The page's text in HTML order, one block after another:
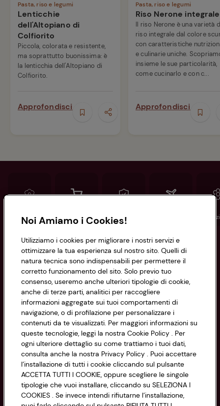
Pasta, riso e legumi
Lenticchie
dell'Altopiano di
Colfiorito
Piccola, colorata e resistente,
ma soprattutto buonissima: è
la lenticchia dell'Altopiano di
Colfiorito.
Approfondisci
Pasta, riso e legumi
Riso Nerone integrale
Il riso Nerone è una varietà
riso integrale dal colore
con caratteristiche
e culinarie uniche.
insieme le sue particolarità,
come cucinarlo e con c...
Approfondisci
Conad Spesa online Assicurazioni
Informazioni
Privacy Policy
Cookie Policy
Impostazioni Cookie
Accessibilità
CONAD SOCIETÀ COOPERATIVA
Via Michelino, 59 | 40127 BOLOGNA
Codice Fiscale e Registro Imprese
di Bologna 00865960157
PARTITA IVA 03320960374
Servizio clienti
Noi Amiamo i Cookies!
Utilizziamo i cookies per migliorare i nostri servizi e
ottimizzare la tua esperienza sul nostro sito. Quelli di
natura tecnica sono indispensabili per permettere il
corretto funzionamento del sito. Solo previo tuo
consenso, useremo anche ulteriori tipologie di cookie,
anche di terze parti, analitici per raccogliere
informazioni aggregate sui tuoi comportamenti di
navigazione, o di profilazione per personalizzare i
contenuti da te visualizzati. Per maggiori informazioni su
queste tecnologie, leggi la nostra Cookie Policy . Per
ogni ulteriore dettaglio su come trattiamo i tuoi dati,
consulta anche la nostra Privacy Policy . Puoi accettare
l’installazione di tutti i cookie cliccando sul pulsante
ACCETTA TUTTI I COOKIE, oppure scegliere le singole
tipologie che vuoi installare, cliccando su SELEZIONA I
COOKIES . Se invece intendi rifiutarne l’installazione,